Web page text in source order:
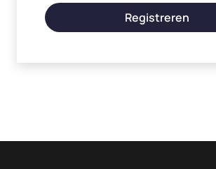
Registreren